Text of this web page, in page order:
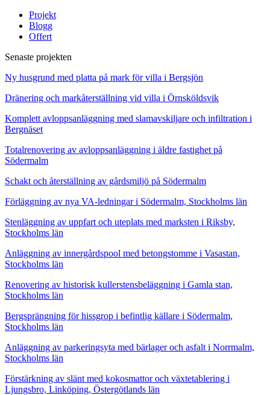
Projekt
Blogg
Offert
Senaste projekten
Ny husgrund med platta på mark för villa i Bergsjön
Dränering och markåterställning vid villa i Örnsköldsvik
Komplett avloppsanläggning med slamavskiljare och infiltration i
Bergnäset
Totalrenovering av avloppsanläggning i äldre fastighet på
Södermalm
Schakt och återställning av gårdsmiljö på Södermalm
Förläggning av nya VA-ledningar i Södermalm, Stockholms län
Stenläggning av uppfart och uteplats med marksten i Riksby,
Stockholms län
Anläggning av innergårdspool med betongstomme i Vasastan,
Stockholms län
Renovering av historisk kullerstensbeläggning i Gamla stan,
Stockholms län
Bergsprängning för hissgrop i befintlig källare i Södermalm,
Stockholms län
Anläggning av parkeringsyta med bärlager och asfalt i Norrmalm,
Stockholms län
Förstärkning av slänt med kokosmattor och växtetablering i
Ljungsbro, Linköping, Östergötlands län